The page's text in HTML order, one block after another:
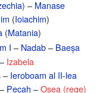
– Manase
(Ioiachim)
(Matania)
I – Nadab– Baeșa
– Izabela
– Ieroboam al II-lea
– Pecah –Osea (rege)